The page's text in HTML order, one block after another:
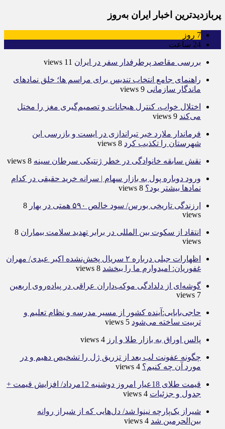
پربازدیدترین اخبار ایران به‌روز
7 روز
24 ساعت
بررسی مقاصد پرطرفدار سفر در ایران 11 views
راهنمای جامع انتخاب تندیس برای مراسم ها؛ خلق نمادهای
ماندگار سازمانی 9 views
اختلال خواب، کنترل هیجانات و تصمیم‌گیری مغز را مختل
می‌کند 9 views
فرماندار ملارد خبر تیراندازی در ایست و بازرسی این
شهرستان را تکذیب کرد 8 views
نقش سابقه خانوادگی در خطر ژنتیکی سرطان سینه 8 views
ورود دوباره پول به بازار سهام | سرانه خرید حقیقی در کدام
نماد‌ها بیشتر بود؟ 8 views
ارزندگی تاریخی بورس/ سود خالص ۵۹۰ همتی در بهار
8
views
انتقاد از سکوت بین المللی در برابر تهدید سلامت بیماران 8
views
اظهارات جبلی درباره ۲ سریال پخش‌نشده اکبر عبدی/ مهران
غفوریان: امیدوارم ما را ببخشد 8 views
گوشه‌ای از دلدادگی موکب‌داران عراقی در پیاده‌روی اربعین
7 views
حاجی‌بابایی:آینده کشور از مسیر مدرسه و نظام تعلیم و
تربیت ساخته می‌شود 5 views
پالس اوراق به بازار طلا و ارز 4 views
چگونه عفونت لب بعد از تزریق ژل را تشخیص دهیم و در
مورد آن چه کنیم؟ 4 views
قیمت طلای 18عیار امروز دوشنبه 12مرداد/ افزایش قیمت +
جدول و جزئیات 4 views
شیراز یک‌پارچه نینوا شد/ دل‌هایی که از شیراز روانه
بین‌الحرمین شد 4 views